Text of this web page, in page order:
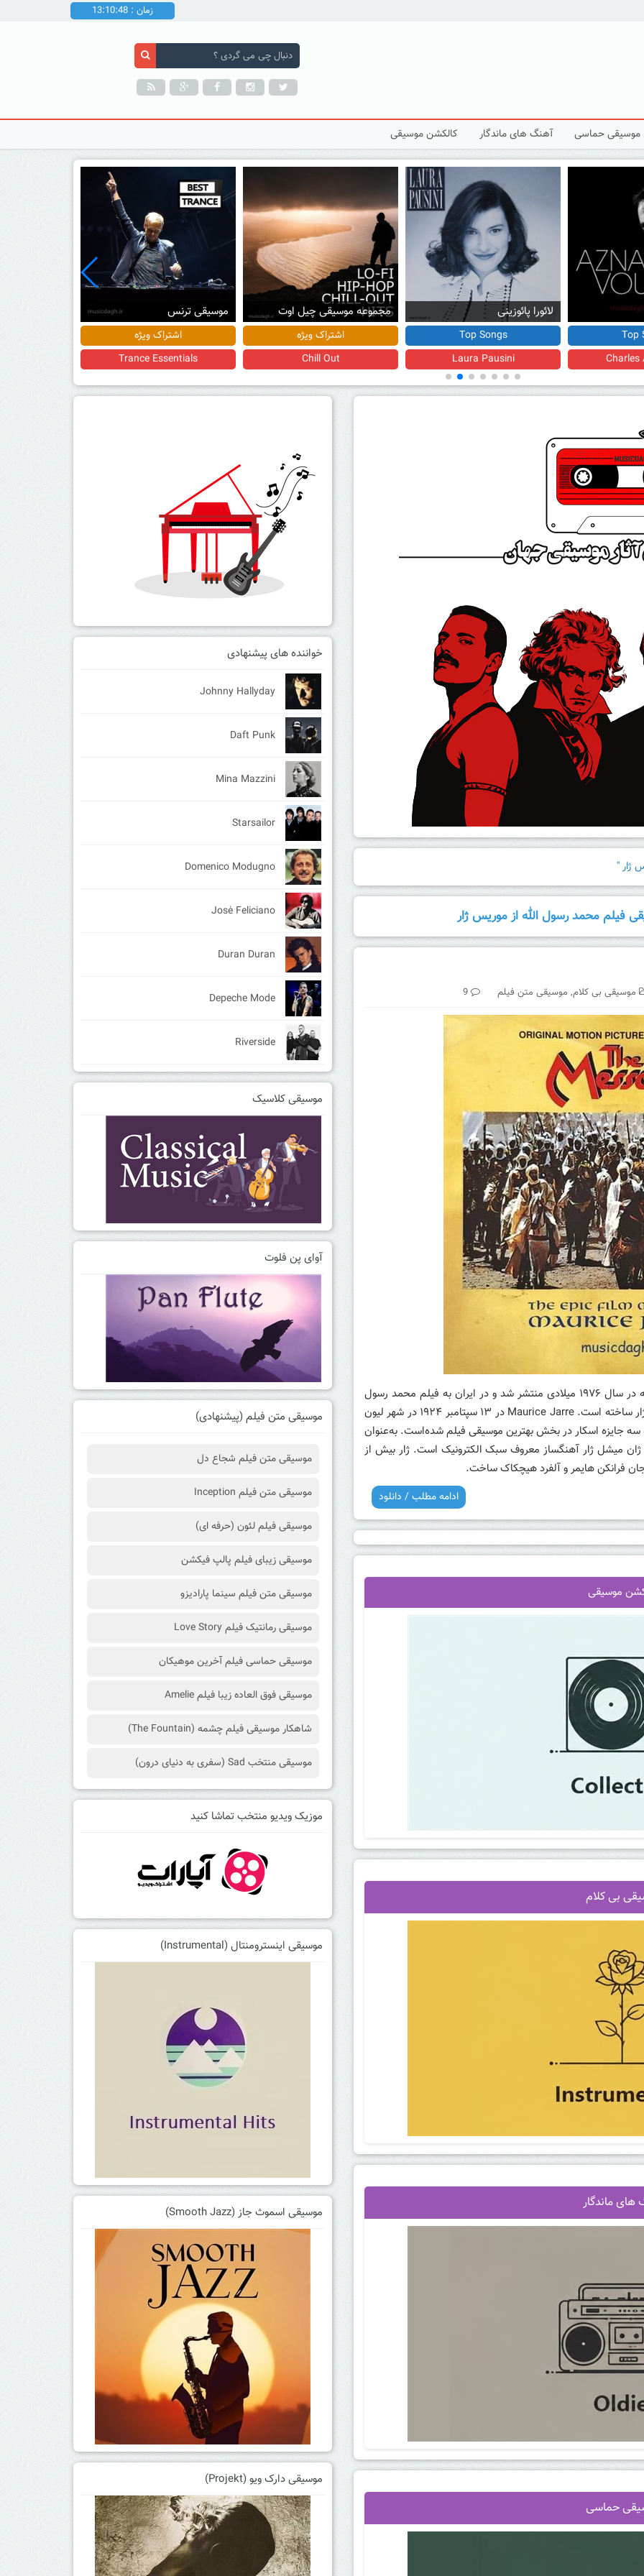
زمان : 13:10:49
موسیقی حماسی آهنگ های ماندگار کالکشن موسیقی
Top
Laura
مجموعه موسیقی چیل اوت
اشتراک ویژه
Chill Out
موسیقی ترنس
اشتراک ویژه
Trance Essentials
موسیقی پیانو چیل
اشتراک ویژه
Piano Moods
ژار "
فیلم محمد رسول الله از موریس ژار
موسیقی بی کلام, موسیقی متن فیلم 9
فیلم The Message به کارگردانی مصطفی عقاد است که در سال ۱۹۷۶ میلادی منتشر شد و در ایران به فیلم محمد رسول
الله شهرت دارد. موسیقی متن این اثر مشهور را موریس ژار ساخته است. Maurice Jarre در ۱۳ سپتامبر ۱۹۲۴ در شهر لیون
سه جایزه اسکار در بخش بهترین موسیقی فیلم شده‌است. به‌عنوان
ژان میشل ژارآهنگساز معروف سبک الکترونیک است. ژار بیش از
فرانکن هایمر و آلفرد هیچکاک ساخت.
ادامه مطلب / دانلود
موسیقی
بی کلام
های ماندگار
حماسی
خواننده های پیشنهادی
Johnny Hallyday
Daft Punk
Mina Mazzini
Starsailor
Domenico Modugno
José Feliciano
Duran Duran
Depeche Mode
Riverside
موسیقی کلاسیک
آوای پن فلوت
موسیقی متن فیلم (پیشنهادی)
موسیقی متن فیلم شجاع دل
موسیقی متن فیلم Inception
موسیقی فیلم لئون (حرفه ای)
موسیقی زیبای فیلم پالپ فیکشن
موسیقی متن فیلم سینما پارادیزو
موسیقی رمانتیک فیلم Love Story
موسیقی حماسی فیلم آخرین موهیکان
موسیقی فوق العاده زیبا فیلم Amelie
شاهکار موسیقی فیلم چشمه (The Fountain)
موسیقی منتخب Sad (سفری به دنیای درون)
موزیک ویدیو منتخب تماشا کنید
موسیقی اینسترومنتال (Instrumental)
موسیقی اسموث جاز (Smooth Jazz)
موسیقی دارک ویو (Projekt)